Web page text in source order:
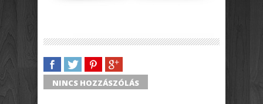
SHARETWEETSHARESHARE
NINCS HOZZÁSZÓLÁS